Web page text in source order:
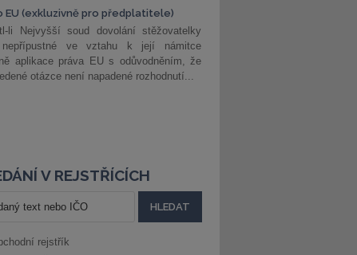
EU (exkluzivně pro předplatitele)
li Nejvyšší soud dovolání stěžovatelky
ve vztahu k její námitce
aplikace práva EU s odůvodněním, že
otázce není napadené rozhodnutí...
V REJSTŘÍCÍCH
rejstřík